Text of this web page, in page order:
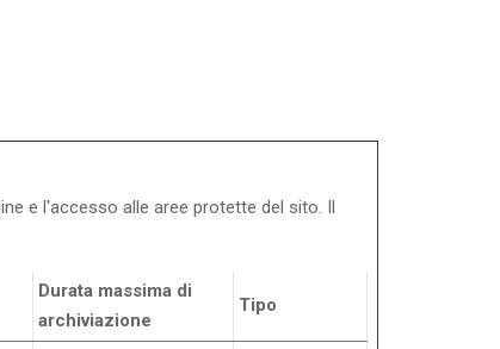
e l'accesso alle aree protette del sito. Il
Durata massima di
archiviazione
Tipo